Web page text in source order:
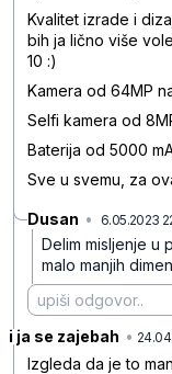
Kvalitet izrade i
bih ja lično više
10 :)
Kamera od 64MP
Selfi kamera od
Baterija od 5000
Sve u svemu, za
Dusan • 6.05.2023
Delim misljenje u
malo manjih
i ja se zajebah •
Izgleda da je to